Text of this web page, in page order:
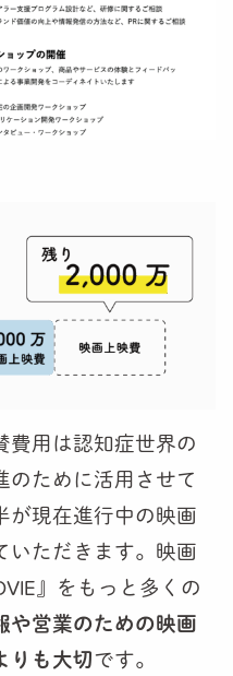
費用は認知症世界の
のために活用させて
が現在進行中の映画
いただきます。映画
』をもっと多くの
や営業のための映画
りも大切です。